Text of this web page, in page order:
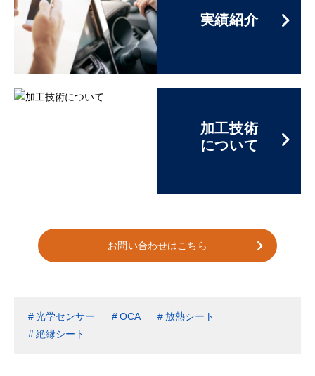
実績紹介
加工技術
について
お問い合わせはこちら
光学センサー OCA
放熱シート
絶縁シート